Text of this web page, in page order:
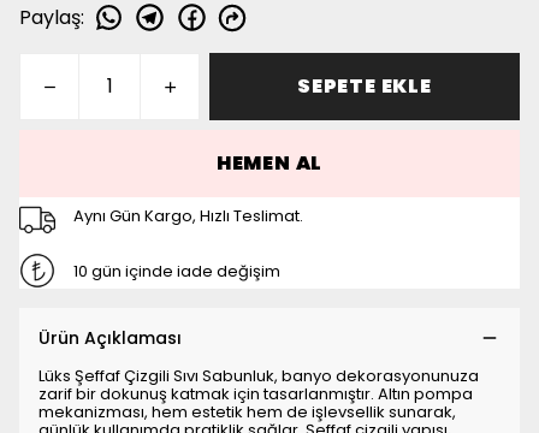
Paylaş:
SEPETE EKLE
HEMEN AL
Aynı Gün Kargo, Hızlı Teslimat.
10 gün içinde iade değişim
Ürün Açıklaması
Lüks Şeffaf Çizgili Sıvı Sabunluk, banyo dekorasyonunuza
zarif bir dokunuş katmak için tasarlanmıştır. Altın pompa
mekanizması, hem estetik hem de işlevsellik sunarak,